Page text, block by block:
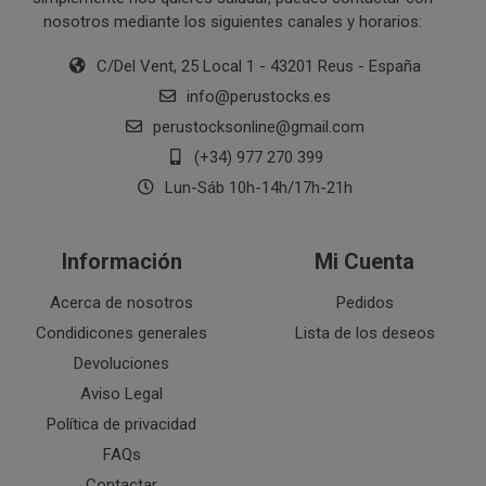
nosotros mediante los siguientes canales y horarios:
C/Del Vent, 25 Local 1 - 43201 Reus - España
info@perustocks.es
perustocksonline@gmail.com
(+34) 977 270 399
Lun-Sáb 10h-14h/17h-21h
Información
Acerca de nosotros
Condidicones generales
Devoluciones
Aviso Legal
Política de privacidad
FAQs
Mi Cuenta
Pedidos
Lista de los deseos
Ejecución de medidas precontractuales a petición del
¿A qué destinatarios se comunicarán sus datos?
Para realizar cualquier compra en
recogida de datos en el que se proporcione a
contratación; datos que en cualquier caso serán
Una vez dentro de la web, debemos
requeridos a tal efecto. También nos aparece la
newsletter. En la dirección del correo
Accedemos a la tienda online "ENTRAR"
identifica..